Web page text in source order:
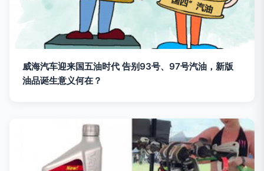
威海汽车迎来国五油时代 告别93号、97号汽油，新版
油品诞生意义何在？